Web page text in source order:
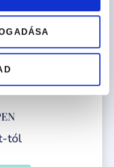
-tól